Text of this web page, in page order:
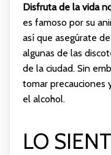
Disfruta de la vida
es famoso por su
así que asegúrate
algunas de las
de la ciudad. Sin
tomar precauciones
el alcohol.
LO